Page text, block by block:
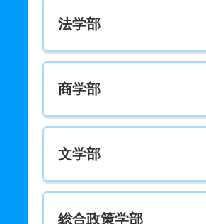
法学部
商学部
文学部
総合政策学部